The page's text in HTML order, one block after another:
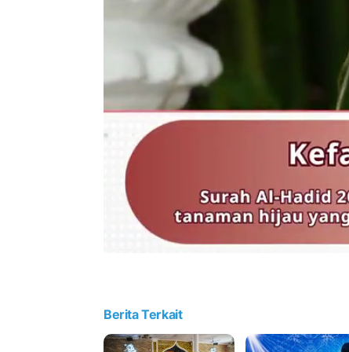
Berita Terkait